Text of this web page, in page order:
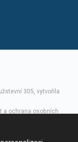
305, vytvořila
a ochrana osobních